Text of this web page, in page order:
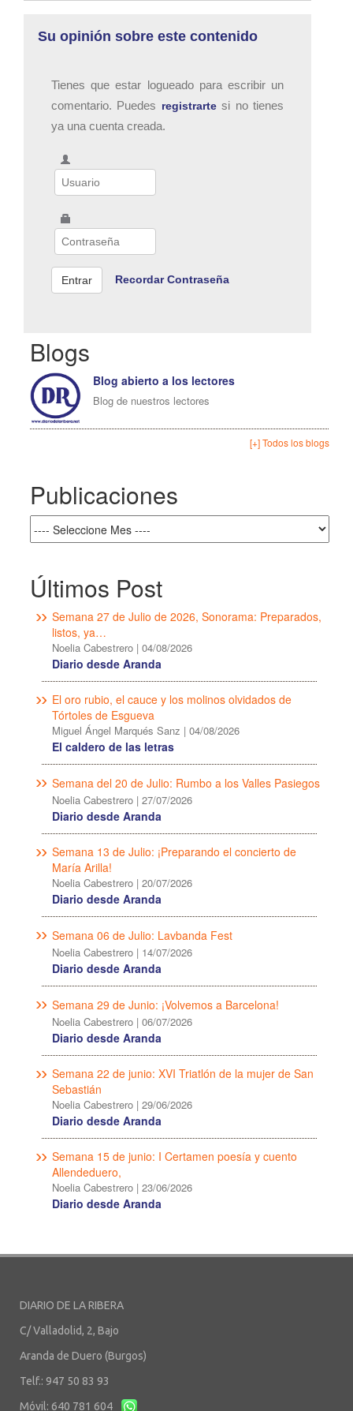
Su opinión sobre este contenido
Tienes que estar logueado para escribir un
comentario. Puedes registrartesi no tienes
ya una cuenta creada.
Recordar Contraseña
Blogs
Blog abierto a los lectores
Blog de nuestros lectores
[+] Todos los blogs
Publicaciones
Últimos Post
Semana 27 de Julio de 2026, Sonorama: Preparados,
listos, ya…
Noelia Cabestrero | 04/08/2026
Diario desde Aranda
El oro rubio, el cauce y los molinos olvidados de
Tórtoles de Esgueva
Miguel Ángel Marqués Sanz | 04/08/2026
El caldero de las letras
Semana del 20 de Julio: Rumbo a los Valles Pasiegos
Noelia Cabestrero | 27/07/2026
Diario desde Aranda
Semana 13 de Julio: ¡Preparando el concierto de
María Arilla!
Noelia Cabestrero | 20/07/2026
Diario desde Aranda
Semana 06 de Julio: Lavbanda Fest
Noelia Cabestrero | 14/07/2026
Diario desde Aranda
Semana 29 de Junio: ¡Volvemos a Barcelona!
Noelia Cabestrero | 06/07/2026
Diario desde Aranda
Semana 22 de junio: XVI Triatlón de la mujer de San
Sebastián
Noelia Cabestrero | 29/06/2026
Diario desde Aranda
Semana 15 de junio: I Certamen poesía y cuento
Allendeduero,
Noelia Cabestrero | 23/06/2026
Diario desde Aranda
DIARIO DE LA RIBERA
C/ Valladolid, 2, Bajo
Aranda de Duero (Burgos)
Telf.: 947 50 83 93
Móvil: 640 781 604